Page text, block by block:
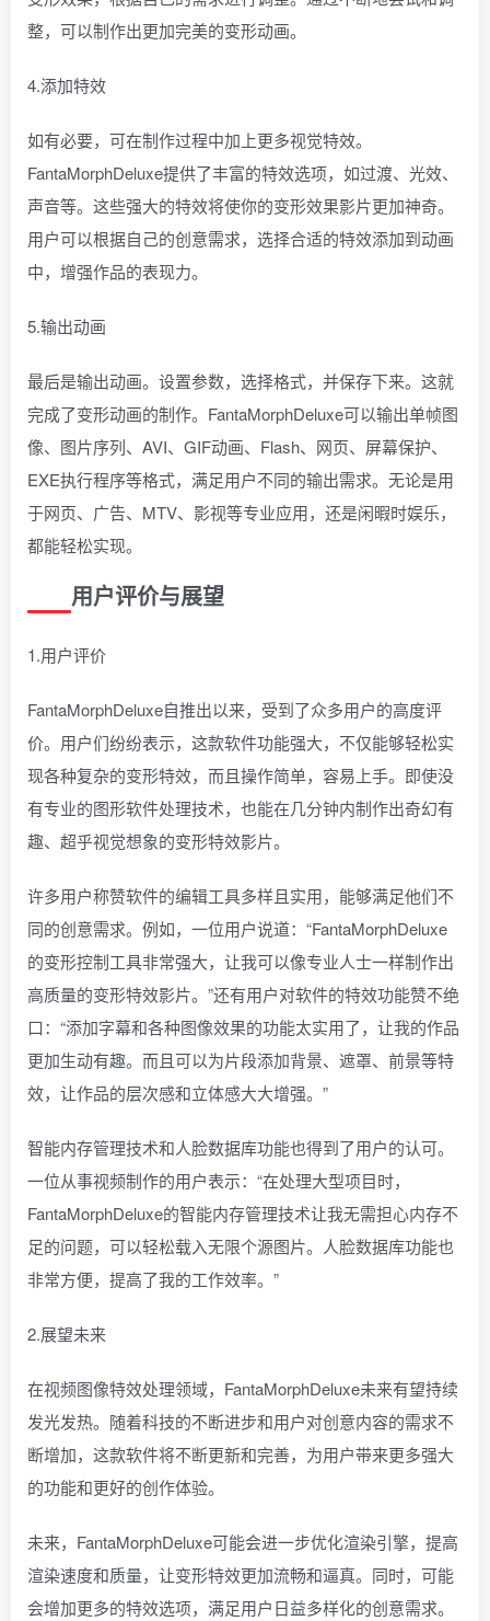
整，可以制作出更加完美的变形动画。
4.添加特效
如有必要，可在制作过程中加上更多视觉特效。
FantaMorphDeluxe提供了丰富的特效选项，如过渡、光效、
声音等。这些强大的特效将使你的变形效果影片更加神奇。
用户可以根据自己的创意需求，选择合适的特效添加到动画
中，增强作品的表现力。
5.输出动画
最后是输出动画。设置参数，选择格式，并保存下来。这就
完成了变形动画的制作。FantaMorphDeluxe可以输出单帧图
像、图片序列、AVI、GIF动画、Flash、网页、屏幕保护、
EXE执行程序等格式，满足用户不同的输出需求。无论是用
于网页、广告、MTV、影视等专业应用，还是闲暇时娱乐，
都能轻松实现。
用户评价与展望
1.用户评价
FantaMorphDeluxe自推出以来，受到了众多用户的高度评
价。用户们纷纷表示，这款软件功能强大，不仅能够轻松实
现各种复杂的变形特效，而且操作简单，容易上手。即使没
有专业的图形软件处理技术，也能在几分钟内制作出奇幻有
趣、超乎视觉想象的变形特效影片。
许多用户称赞软件的编辑工具多样且实用，能够满足他们不
同的创意需求。例如，一位用户说道：“FantaMorphDeluxe
的变形控制工具非常强大，让我可以像专业人士一样制作出
高质量的变形特效影片。”还有用户对软件的特效功能赞不绝
口：“添加字幕和各种图像效果的功能太实用了，让我的作品
更加生动有趣。而且可以为片段添加背景、遮罩、前景等特
效，让作品的层次感和立体感大大增强。”
智能内存管理技术和人脸数据库功能也得到了用户的认可。
一位从事视频制作的用户表示：“在处理大型项目时，
FantaMorphDeluxe的智能内存管理技术让我无需担心内存不
足的问题，可以轻松载入无限个源图片。人脸数据库功能也
非常方便，提高了我的工作效率。”
2.展望未来
在视频图像特效处理领域，FantaMorphDeluxe未来有望持续
发光发热。随着科技的不断进步和用户对创意内容的需求不
断增加，这款软件将不断更新和完善，为用户带来更多强大
的功能和更好的创作体验。
未来，FantaMorphDeluxe可能会进一步优化渲染引擎，提高
渲染速度和质量，让变形特效更加流畅和逼真。同时，可能
会增加更多的特效选项，满足用户日益多样化的创意需求。